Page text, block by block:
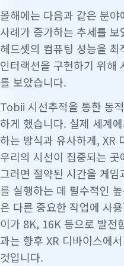
올해에는 다음과 같은 분
사례가 증가하는 추세를 보
헤드셋의 컴퓨팅 성능을
인터랙션을 구현하기 위해
를 보았습니다.
Tobii 시선추적을 통한 동적
하게 했습니다. 실제 세계
하는 방식과 유사하게, XR
우리의 시선이 집중되는
그러면 절약된 시간을 게
를 실행하는 데 필수적인
은 다른 중요한 작업에 사
이가 8K, 16K 등으로 발전
과는 향후 XR 디바이스에
것입니다.